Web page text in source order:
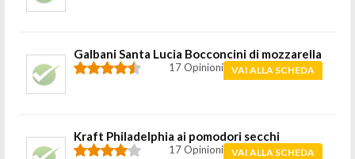
Galbani Santa Lucia Bocconcini di mozzarella
17 Opinioni VAI ALLA SCHEDA
Kraft Philadelphia ai pomodori secchi
17 Opinioni VAI ALLA SCHEDA